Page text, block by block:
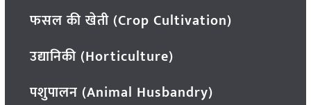
फसल की खेती (Crop Cultivation)
उद्यानिकी (Horticulture)
पशुपालन (Animal Husbandry)